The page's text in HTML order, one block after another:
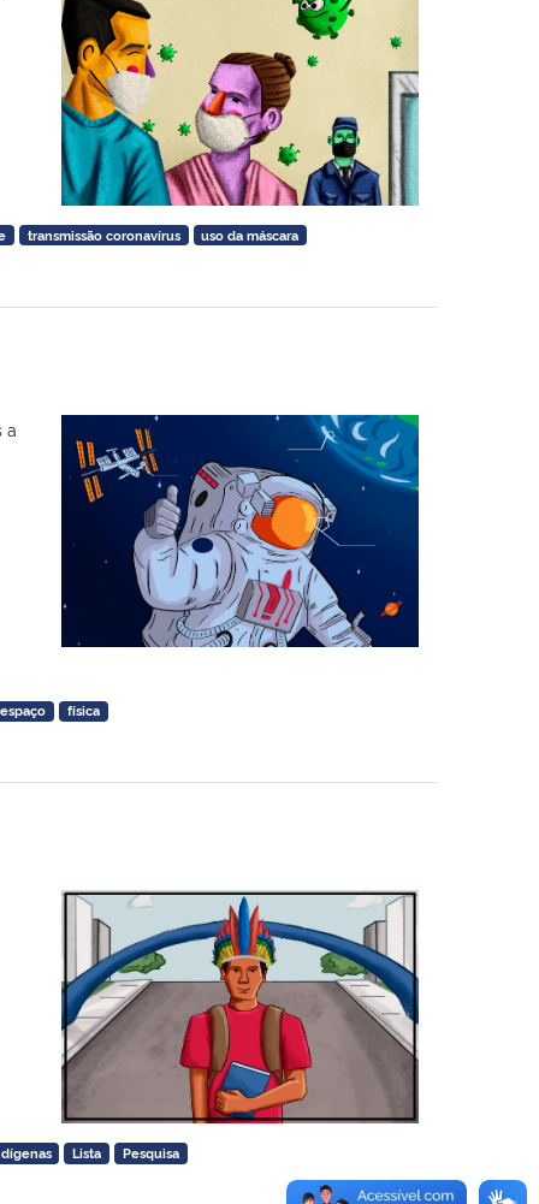
transmissão coronavírus uso da máscara
a
espaço física
Lista Pesquisa